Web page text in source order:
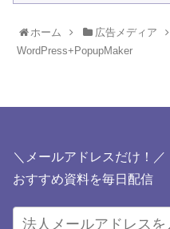
ホーム 広告メディア
WordPress+PopupMaker
＼メールアドレスだけ！／
おすすめ資料を毎日配信